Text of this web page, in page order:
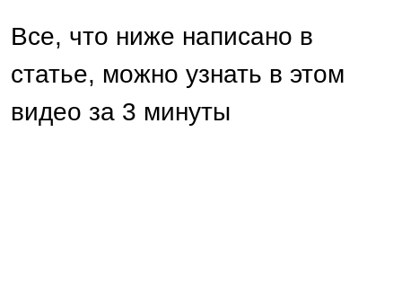
Все, что ниже написано в
статье, можно узнать в этом
видео за 3 минуты